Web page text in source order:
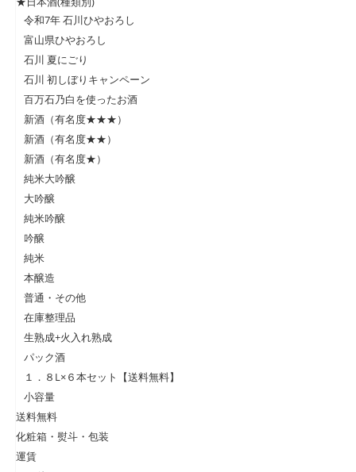
令和7年 石川ひやおろし
富山県ひやおろし
石川 夏にごり
石川 初しぼりキャンペーン
百万石乃白を使ったお酒
新酒（有名度★★★）
新酒（有名度★★）
新酒（有名度★）
純米大吟醸
大吟醸
純米吟醸
吟醸
純米
本醸造
普通・その他
在庫整理品
生熟成+火入れ熟成
パック酒
１．８L×６本セット【送料無料】
小容量
送料無料
化粧箱・熨斗・包装
運賃